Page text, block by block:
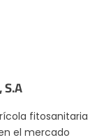
S.A
fitosanitaria
el mercado